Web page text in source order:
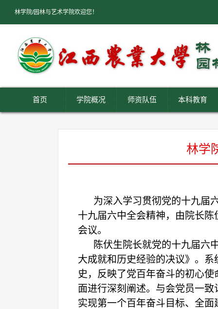
林学院/园林与艺术学院欢迎您！
首页 学院概况 师资队伍 本科教育
林学
为深入学习贯彻党的十九届
十九届六中全会精神，由院长
会议。
陈伏生院长就党的十九届六
大成就和历史经验的决议》。
史，反映了党百年奋斗的初心
面进行深刻阐述。与会党员一致
实现第一个百年奋斗目标、全